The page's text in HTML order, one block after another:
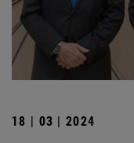
18 | 03 | 2024